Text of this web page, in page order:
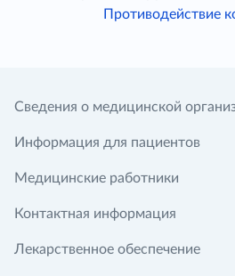
Противодействие
Сведения о медицинской
Информация для пациентов
Медицинские работники
Контактная информация
Лекарственное обеспечение